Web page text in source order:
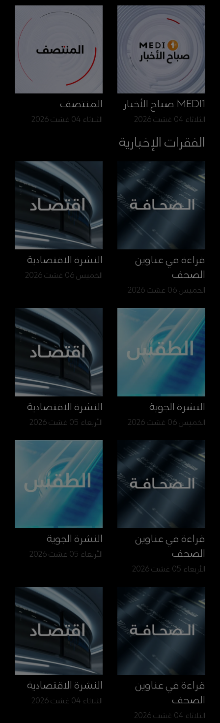
MEDI1 صباح الأخبار
الثلاثاء 04 غشت 2026
المنتصف
الثلاثاء 04 غشت 2026
الفقرات الإخبارية
قراءة في عناوين
الصحف
الخميس 06 غشت 2026
النشرة الاقتصادية
الخميس 06 غشت 2026
النشرة الجوية
الخميس 06 غشت 2026
النشرة الاقتصادية
الأربعاء 05 غشت 2026
قراءة في عناوين
الصحف
الأربعاء 05 غشت 2026
النشرة الجوية
الأربعاء 05 غشت 2026
قراءة في عناوين
الصحف
الثلاثاء 04 غشت 2026
النشرة الاقتصادية
الثلاثاء 04 غشت 2026